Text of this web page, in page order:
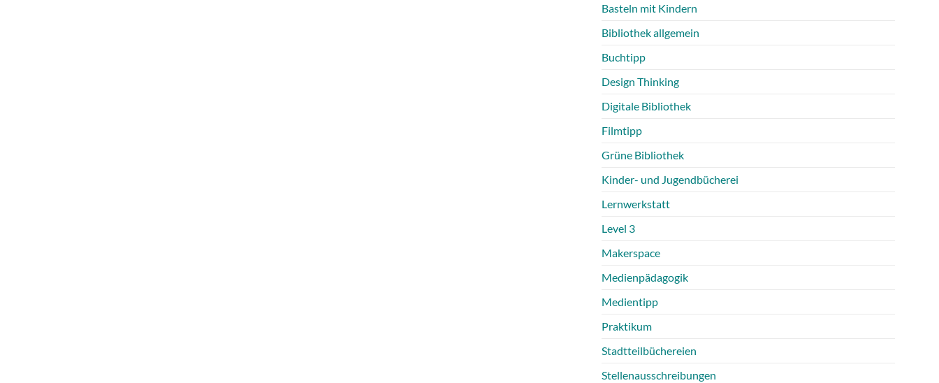
Basteln mit Kindern
Bibliothek allgemein
Buchtipp
Design Thinking
Digitale Bibliothek
Filmtipp
Grüne Bibliothek
Kinder- und Jugendbücherei
Lernwerkstatt
Level 3
Makerspace
Medienpädagogik
Medientipp
Praktikum
Stadtteilbüchereien
Stellenausschreibungen